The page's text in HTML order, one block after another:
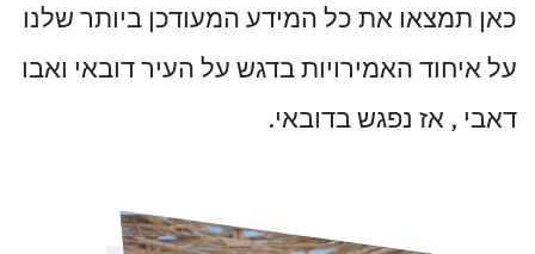
כאן תמצאו את כל המידע המעודכן ביותר שלנו
על איחוד האמירויות בדגש על העיר דובאי ואבו
דאבי , אז נפגש בדובאי.